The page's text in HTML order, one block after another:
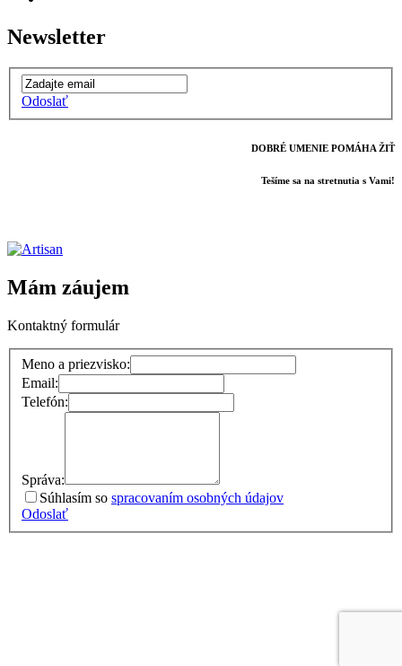
Newsletter
Odoslať
DOBRÉ UMENIE POMÁHA ŽIŤ
Tešíme sa na stretnutia s Vami!
Mám záujem
Kontaktný formulár
Meno a priezvisko:
Email:
Telefón:
Správa:
Súhlasím so spracovaním osobných údajov
Odoslať